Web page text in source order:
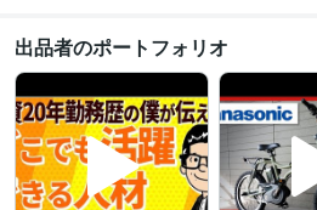
出品者のポートフォリオ